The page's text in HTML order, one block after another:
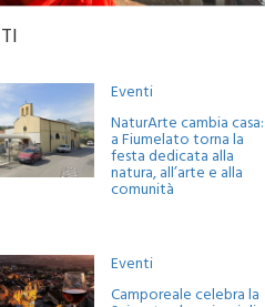
Eventi
NaturArte cambia casa:
a Fiumelato torna la
festa dedicata alla
natura, all’arte e alla
comunità
Eventi
Camporeale celebra la